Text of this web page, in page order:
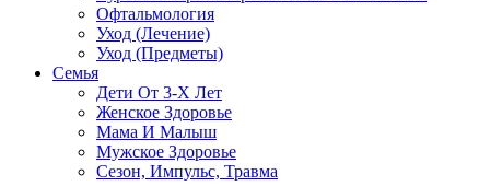
Офтальмология
Уход (Лечение)
Уход (Предметы)
Семья
Дети От 3-Х Лет
Женское Здоровье
Мама И Малыш
Мужское Здоровье
Сезон, Импульс, Травма